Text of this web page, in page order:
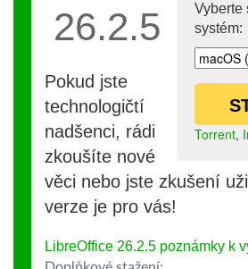
Vyberte
systém:
Torrent,
26.2.5
Pokud jste
technologičtí
nadšenci, rádi
zkoušíte nové
věci nebo jste zkušení
verze je pro vás!
LibreOffice 26.2.5 poznámky k